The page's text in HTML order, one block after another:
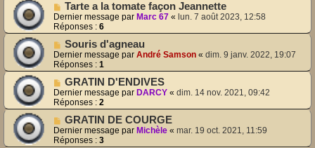
Tarte a la tomate façon Jeannette
Dernier message par Marc 67 « lun. 7 août 2023, 12:58
Réponses : 6
Souris d'agneau
Dernier message par André Samson « dim. 9 janv. 2022, 19:07
Réponses : 1
GRATIN D'ENDIVES
Dernier message par DARCY « dim. 14 nov. 2021, 09:42
Réponses : 2
GRATIN DE COURGE
Dernier message par Michèle « mar. 19 oct. 2021, 11:59
Réponses : 3